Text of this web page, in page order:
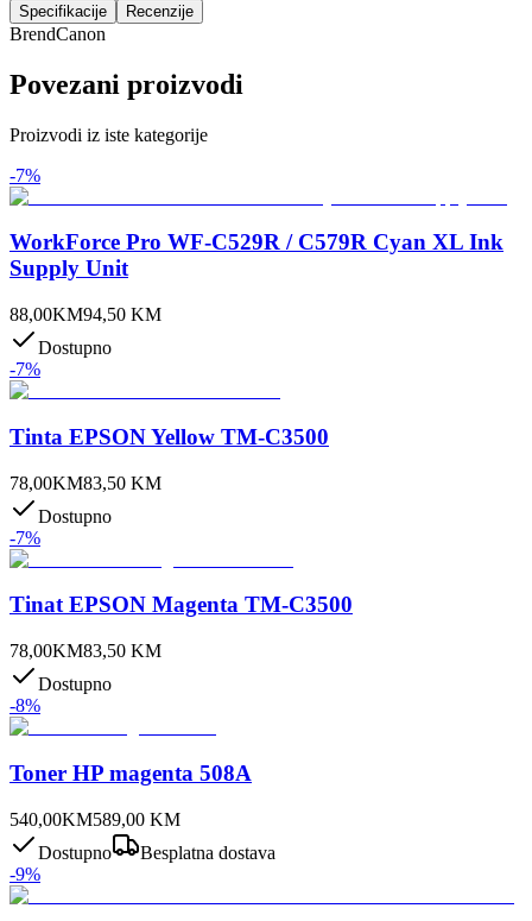
Specifikacije
Recenzije
BrendCanon
Povezani proizvodi
Proizvodi iz iste kategorije
-7%
WorkForce Pro WF-C529R / C579R Cyan XL Ink
Supply Unit
88,00KM94,50 KM
Dostupno
-7%
Tinta EPSON Yellow TM-C3500
78,00KM83,50 KM
Dostupno
-7%
Tinat EPSON Magenta TM-C3500
78,00KM83,50 KM
Dostupno
-8%
Toner HP magenta 508A
540,00KM589,00 KM
Dostupno
Besplatna dostava
-9%